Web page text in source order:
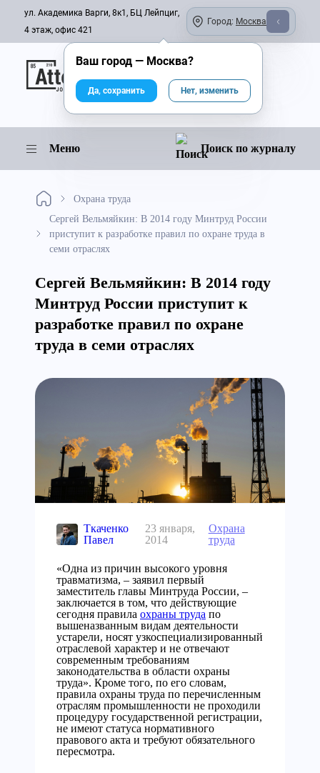
ул. Академика Варги, 8к1, БЦ Лейпциг,
4 этаж, офис 421
Город: Москва
Онлайн-журнал
Меню Поиск по журналу
Охрана труда
Сергей Вельмяйкин: В 2014 году Минтруд России
приступит к разработке правил по охране труда в
семи отраслях
Сергей Вельмяйкин: В 2014 году
Минтруд России приступит к
разработке правил по охране
труда в семи отраслях
Ткаченко
Павел
23 января,
2014
Охрана
труда
«Одна из причин высокого уровня
травматизма, – заявил первый
заместитель главы Минтруда России, –
заключается в том, что действующие
сегодня правила охраны труда по
вышеназванным видам деятельности
устарели, носят узкоспециализированный
отраслевой характер и не отвечают
современным требованиям
законодательства в области охраны
труда». Кроме того, по его словам,
правила охраны труда по перечисленным
отраслям промышленности не проходили
процедуру государственной регистрации,
не имеют статуса нормативного
правового акта и требуют обязательного
пересмотра.
Ваш город — Москва?
Да, сохранить Нет, изменить